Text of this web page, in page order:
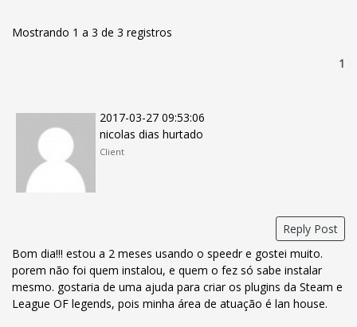
Mostrando 1 a 3 de 3 registros
1
2017-03-27 09:53:06
nicolas dias hurtado
Client
Reply Post
Bom dia!!! estou a 2 meses usando o speedr e gostei muito.
porem não foi quem instalou, e quem o fez só sabe instalar
mesmo. gostaria de uma ajuda para criar os plugins da Steam e
League OF legends, pois minha área de atuação é lan house.